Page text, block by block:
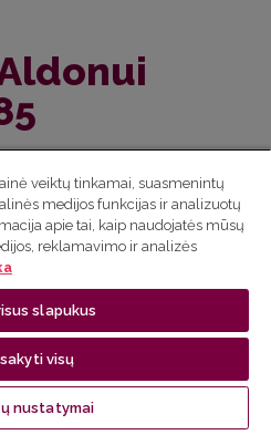
veiktų tinkamai, suasmenintų
medijos funkcijas ir analizuotų
apie tai, kaip naudojatės mūsų
reklamavimo ir analizės
slapukus
visų
nustatymai